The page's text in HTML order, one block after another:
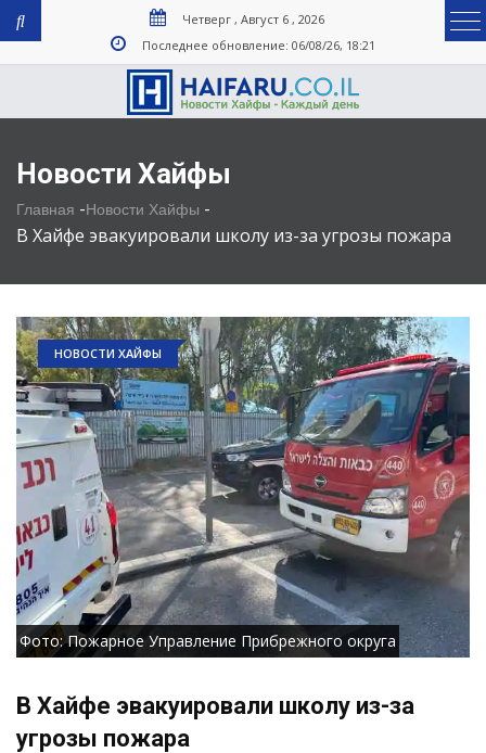
Четверг , Август 6 , 2026
Последнее обновление: 06/08/26, 18:21
Новости Хайфы
Главная -Новости Хайфы -
В Хайфе эвакуировали школу из-за угрозы пожара
НОВОСТИ ХАЙФЫ
Фото: Пожарное Управление Прибрежного округа
В Хайфе эвакуировали школу из-за
угрозы пожара